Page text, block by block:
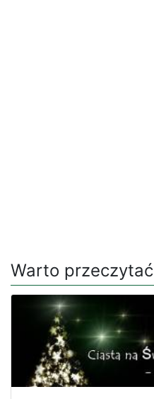
Warto przeczytać